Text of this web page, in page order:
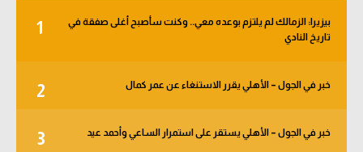
1
بيزيرا: الزمالك لم يلتزم بوعده معي.. وكنت سأصبح أغلى صفقة في
تاريخ النادي
2 خبر في الجول – الأهلي يقرر الاستنغاء عن عمر كمال
3 خبر في الجول – الأهلي يستقر على استمرار الساعي وأحمد عيد